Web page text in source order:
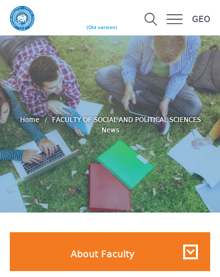
(Old version)
GEO
Home
FACULTY OF SOCIAL AND POLITICAL SCIENCES
News
About Faculty